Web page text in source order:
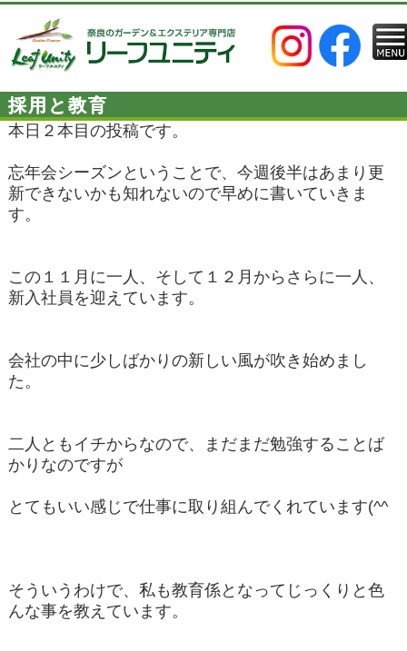
採用と教育
本日２本目の投稿です。
忘年会シーズンということで、今週後半はあまり更
新できないかも知れないので早めに書いていきま
す。
この１１月に一人、そして１２月からさらに一人、
新入社員を迎えています。
会社の中に少しばかりの新しい風が吹き始めまし
た。
二人ともイチからなので、まだまだ勉強することば
かりなのですが
とてもいい感じで仕事に取り組んでくれています(^^
そういうわけで、私も教育係となってじっくりと色
んな事を教えています。